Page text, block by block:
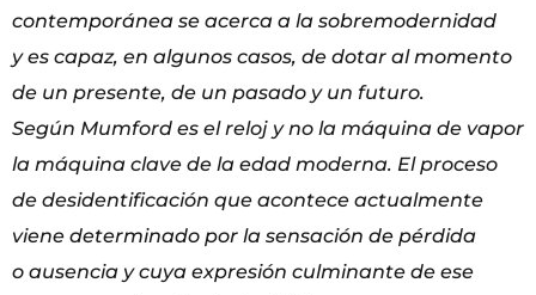
contemporánea se acerca a la sobremodernidad
yes capaz, en algunos casos, de dotar al momento
de un presente, de un pasado y un futuro.
Según Mumford es el reloj y no la máquina de vapor
la máquina clave de la edad moderna. El proceso
de desidentificación que acontece actualmente
viene determinado por la sensación de pérdida
o ausencia y cuya expresión culminante de ese